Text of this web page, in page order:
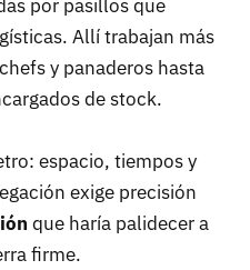
por pasillos que
Allí trabajan más
y panaderos hasta
de stock.
espacio, tiempos y
exige precisión
que haría palidecer a
firme.